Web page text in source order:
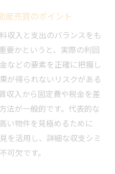
産売買のポイント
収入と支出のバランスをも
要かというと、実際の利回
などの要素を正確に把握し
が得られないリスクがある
収入から固定費や税金を差
法が一般的です。代表的な
い物件を見極めるために
を活用し、詳細な収支シミ
可欠です。